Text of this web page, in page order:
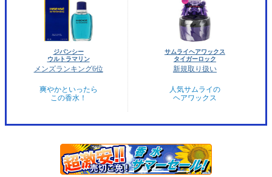
ジバンシー
ウルトラマリン
メンズランキング6位
爽やかといったら
この香水！
サムライヘアワックス
タイガーロック
新規取り扱い
人気サムライの
ヘアワックス